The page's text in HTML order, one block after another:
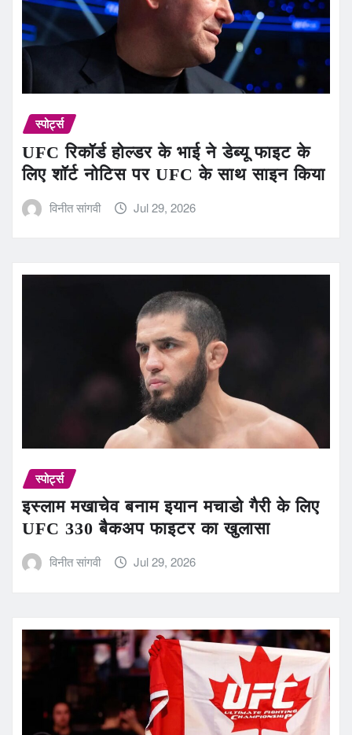
स्पोर्ट्स
UFC रिकॉर्ड होल्डर के भाई ने डेब्यू फाइट के
लिए शॉर्ट नोटिस पर UFC के साथ साइन किया
विनीत सांगवी Jul 29, 2026
स्पोर्ट्स
इस्लाम मखाचेव बनाम इयान मचाडो गैरी के लिए
UFC 330 बैकअप फाइटर का खुलासा
विनीत सांगवी Jul 29, 2026